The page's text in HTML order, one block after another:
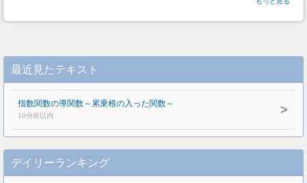
最近見たテキスト
指数関数の導関数～累乗根の入った関数～
10分前以内 >
デイリーランキング